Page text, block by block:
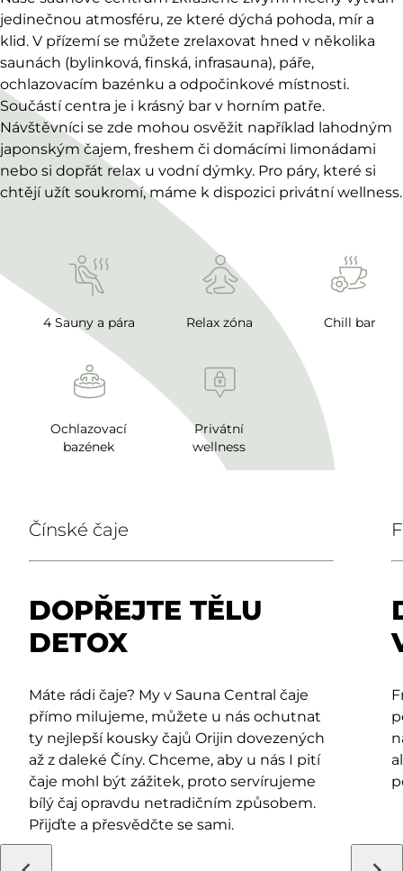
jedinečnou atmosféru, ze které dýchá pohoda, mír a
klid. V přízemí se můžete zrelaxovat hned v několika
saunách (bylinková, finská, infrasauna), páře,
ochlazovacím bazénku a odpočinkové místnosti.
Součástí centra je i krásný bar v horním patře.
Návštěvníci se zde mohou osvěžit například lahodným
japonským čajem, freshem či domácími limonádami
nebo si dopřát relax u vodní dýmky. Pro páry, které si
chtějí užít soukromí, máme k dispozici privátní wellness.
4 Sauny a pára Relax zóna Chill bar
Ochlazovací
bazének
Privátní
wellness
Čínské čaje
DOPŘEJTE TĚLU
DETOX
Máte rádi čaje? My v Sauna Central čaje
přímo milujeme, můžete u nás ochutnat
ty nejlepší kousky čajů Orijin dovezených
až z daleké Číny. Chceme, aby u nás I pití
čaje mohl být zážitek, proto servírujeme
bílý čaj opravdu netradičním způsobem.
Přijďte a přesvědčte se sami.